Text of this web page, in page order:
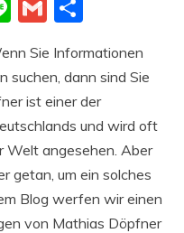
LineGmail
Sie Informationen
suchen, dann sind Sie
ist einer der
und wird oft
Welt angesehen. Aber
getan, um ein solches
Blog werfen wir einen
von Mathias Döpfner